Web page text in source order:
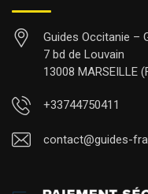
Guides Occitanie –
7 bd de Louvain
13008 MARSEILLE
+33744750411
contact@guides-